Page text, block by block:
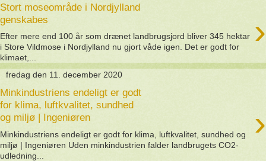
Stort moseområde i Nordjylland
genskabes
›
Efter mere end 100 år som drænet landbrugsjord bliver 345 hektar
i Store Vildmose i Nordjylland nu gjort våde igen. Det er godt for
klimaet,...
fredag den 11. december 2020
Minkindustriens endeligt er godt
for klima, luftkvalitet, sundhed
og miljø | Ingeniøren
›
Minkindustriens endeligt er godt for klima, luftkvalitet, sundhed og
miljø | Ingeniøren Uden minkindustrien falder landbrugets CO2-
udledning...